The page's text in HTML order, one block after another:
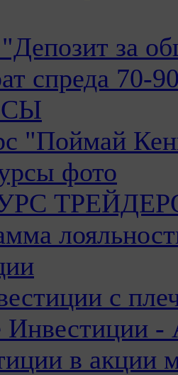
за
спреда 70-
"Поймай
фото
с
-
в акции